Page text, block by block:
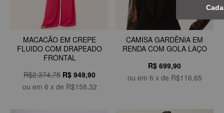
MACACÃO EM CREPE
FLUIDO COM DRAPEADO
FRONTAL
R$2.374,75 R$ 949,90
ou em 6 x de R$158,32
CAMISA GARDÊNIA EM
RENDA COM GOLA LAÇO
R$ 699,90
ou em 6 x de R$116,65